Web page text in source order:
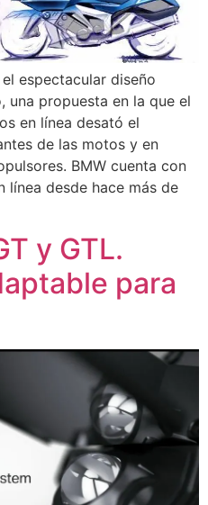
espectacular diseño
una propuesta en la que el
en línea desató el
de las motos y en
BMW cuenta con
línea desde hace más de
y GTL.
para